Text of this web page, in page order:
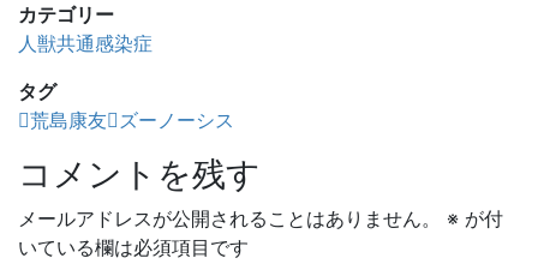
カテゴリー
人獣共通感染症
タグ
荒島康友 ズーノーシス
コメントを残す
メールアドレスが公開されることはありません。 ※ が付
いている欄は必須項目です